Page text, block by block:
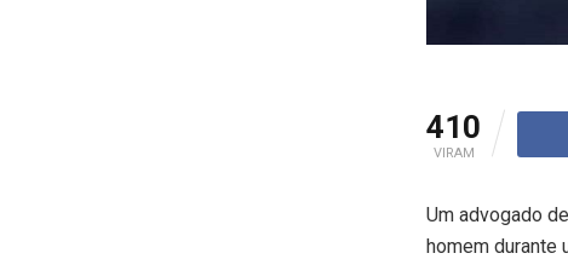
410
VIRAM
Um advogado
homem durante